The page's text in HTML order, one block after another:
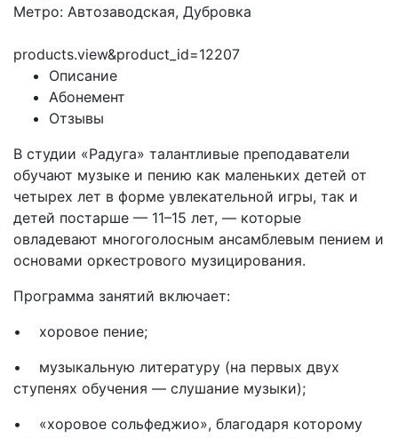
Метро: Автозаводская, Дубровка
products.view&product_id=12207
Описание
Абонемент
Отзывы
В студии «Радуга» талантливые преподаватели
обучают музыке и пению как маленьких детей от
четырех лет в форме увлекательной игры, так и
детей постарше — 11–15 лет, — которые
овладевают многоголосным ансамблевым пением и
основами оркестрового музицирования.
Программа занятий включает:
• хоровое пение;
• музыкальную литературу (на первых двух
ступенях обучения — слушание музыки);
• «хоровое сольфеджио», благодаря которому